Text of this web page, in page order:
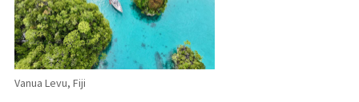
Vanua Levu, Fiji